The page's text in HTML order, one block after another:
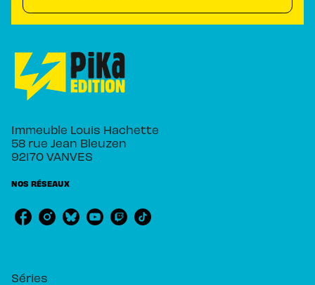
Immeuble Louis Hachette
58 rue Jean Bleuzen
92170 VANVES
NOS RÉSEAUX
Séries